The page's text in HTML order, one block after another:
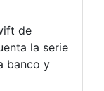
de
la serie
banco y